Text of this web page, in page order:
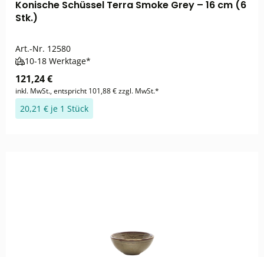
Konische Schüssel Terra Smoke Grey – 16 cm (6
Stk.)
Art.-Nr. 12580
10-18 Werktage*
121,24 €
inkl. MwSt., entspricht 101,88 € zzgl. MwSt.*
20,21 € je 1 Stück